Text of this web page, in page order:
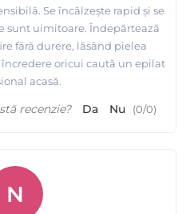
Se încălzește rapid și se
sunt uimitoare. Îndepărtează
fără durere, lăsând pielea
oricui caută un epilat
acasă.
recenzie? Da Nu (0/0)
N